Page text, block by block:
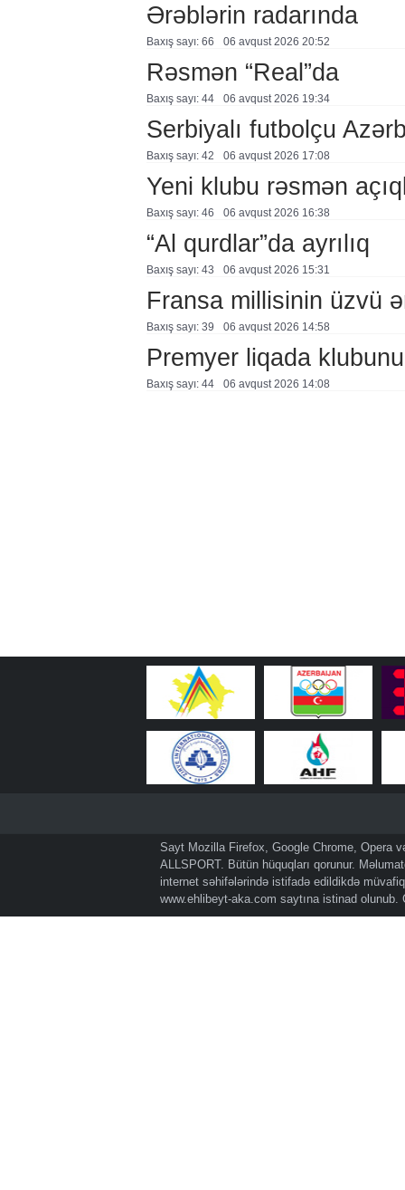
Ərəblərin radarında
Baxış sayı: 66 06 avqust 2026 20:52
Rəsmən “Real”da
Baxış sayı: 44 06 avqust 2026 19:34
Serbiyalı futbolçu
Baxış sayı: 42 06 avqust 2026 17:08
Yeni klubu rəsmən
Baxış sayı: 46 06 avqust 2026 16:38
“Al qurdlar”da ayrılıq
Baxış sayı: 43 06 avqust 2026 15:31
Fransa millisinin üzvü
Baxış sayı: 39 06 avqust 2026 14:58
Premyer liqada
Baxış sayı: 44 06 avqust 2026 14:08
Sayt Mozilla Firefox, Google Chrome, Opera
ALLSPORT. Bütün hüquqları qorunur.
internet səhifələrində istifadə edildikdə
www.ehlibeyt-aka.com saytına istinad olunub.